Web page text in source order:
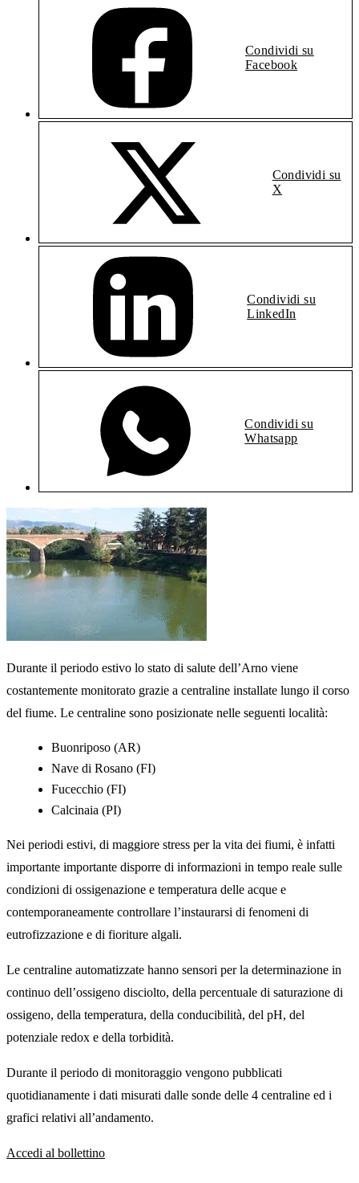
Condividi su
Facebook
Condividi su
X
Condividi su
LinkedIn
Condividi su
Whatsapp
Durante il periodo estivo lo stato di salute dell’Arno viene
costantemente monitorato grazie a centraline installate lungo il corso
del fiume. Le centraline sono posizionate nelle seguenti località:
Buonriposo (AR)
Nave di Rosano (FI)
Fucecchio (FI)
Calcinaia (PI)
Nei periodi estivi, di maggiore stress per la vita dei fiumi, è infatti
importante importante disporre di informazioni in tempo reale sulle
condizioni di ossigenazione e temperatura delle acque e
contemporaneamente controllare l’instaurarsi di fenomeni di
eutrofizzazione e di fioriture algali.
Le centraline automatizzate hanno sensori per la determinazione in
continuo dell’ossigeno disciolto, della percentuale di saturazione di
ossigeno, della temperatura, della conducibilità, del pH, del
potenziale redox e della torbidità.
Durante il periodo di monitoraggio vengono pubblicati
quotidianamente i dati misurati dalle sonde delle 4 centraline ed i
grafici relativi all’andamento.
Accedi al bollettino